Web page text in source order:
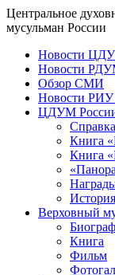
Центральное
мусульман России
Новости
Новости
Обзор СМИ
Новости
ЦДУМ
Книга
Книга
Верховный
Книга
Фильм